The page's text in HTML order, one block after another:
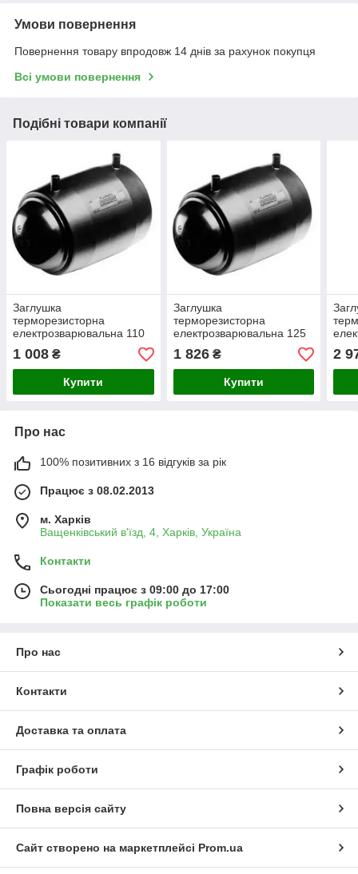
Умови повернення
Повернення товару впродовж 14 днів за рахунок покупця
Всі умови повернення
Подібні товари компанії
Заглушка
терморезисторна
електрозварювальна 110
мм
1 008 ₴
Купити
Заглушка
терморезисторна
електрозварювальна 125
мм
1 826₴
Купити
мм
2
Про нас
100% позитивних з 16 відгуків за рік
Працює з 08.02.2013
м. Харків
Ващенківський в'їзд, 4, Харків, Україна
Контакти
Сьогодні працює з 09:00 до 17:00
Показати весь графік роботи
Про нас
Контакти
Доставка та оплата
Графік роботи
Повна версія сайту
Сайт створено на маркетплейсі Prom.ua